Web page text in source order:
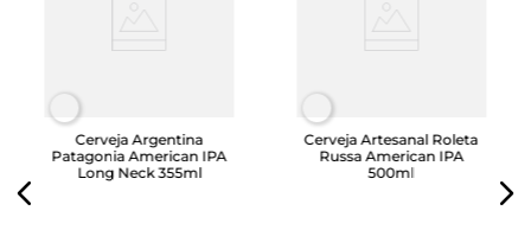
Cerveja Argentina
Patagonia American IPA
Long Neck 355ml
Cerveja Artesanal Roleta
Russa American IPA
500ml